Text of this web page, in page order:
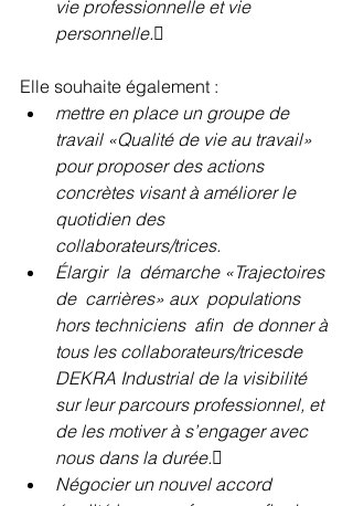
vie professionnelle et vie
personnelle.
Elle souhaite également :
mettre en place un groupe de
travail «Qualité de vie au travail»
pour proposer des actions
concrètes visant à améliorer le
quotidien des
collaborateurs/trices.
Élargir  la  démarche «Trajectoires
de  carrières» aux  populations
hors techniciens  afin  de donner à
tous les collaborateurs/tricesde
DEKRA Industrial de la visibilité
sur leur parcours professionnel, et
de les motiver à s’engager avec
nous dans la durée.
Négocier un nouvel accord